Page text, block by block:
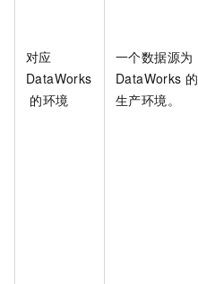
对应
DataWorks
的环境
一个数据源为
DataWorks 的
生产环境。